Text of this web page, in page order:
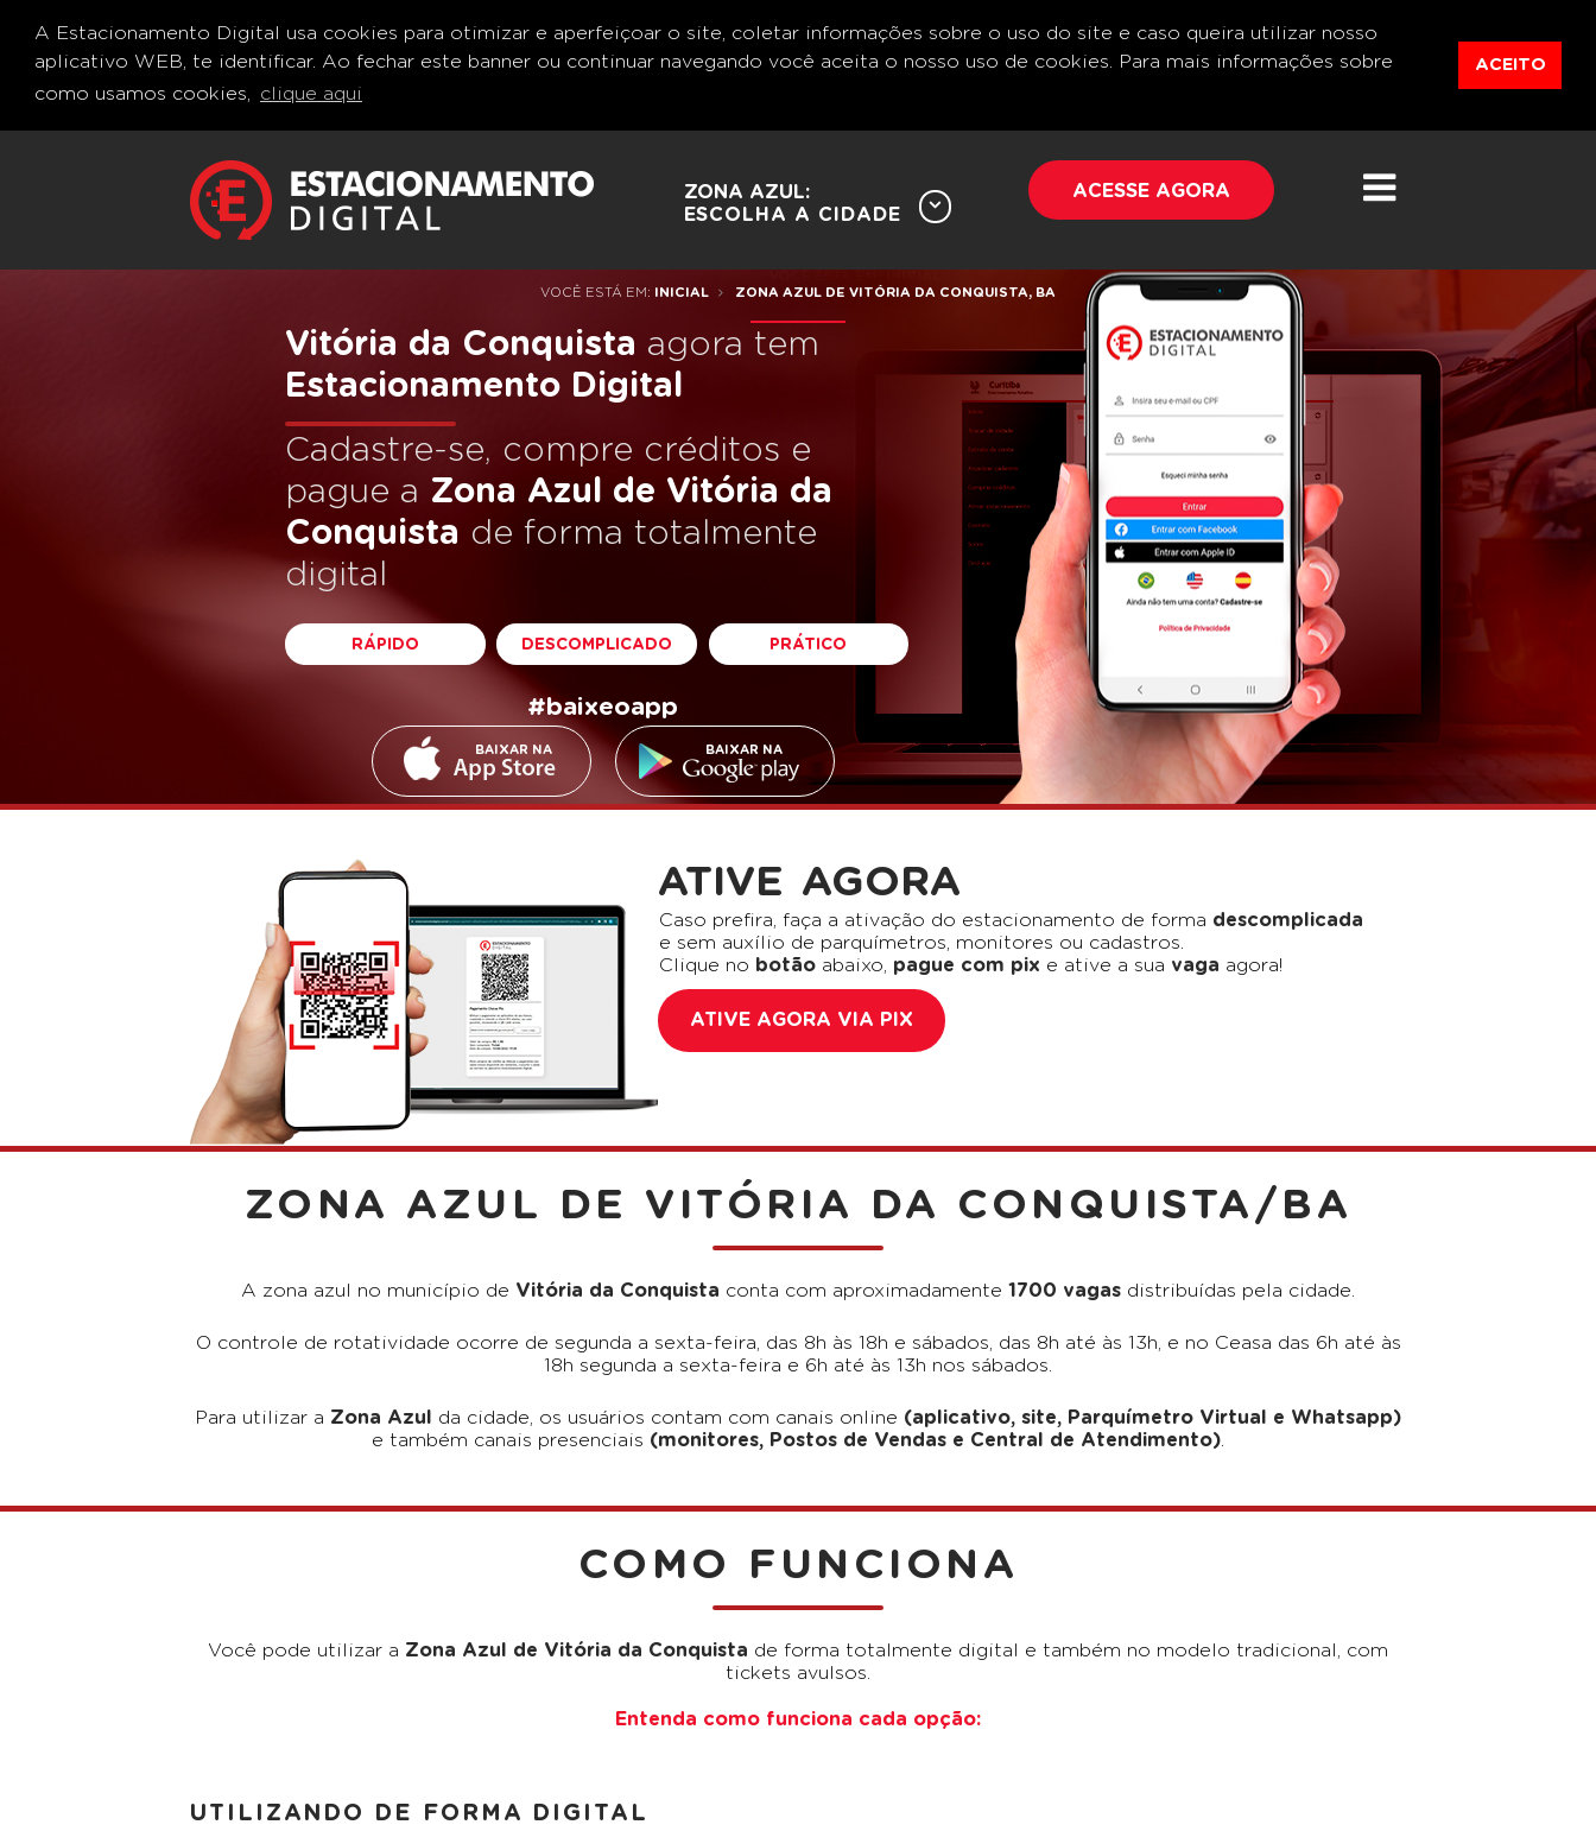
A Estacionamento Digital usa cookies para otimizar e aperfeiçoar o site, coletar informações sobre o uso do site e caso queira utilizar nosso
aplicativo WEB, te identificar. Ao fechar este banner ou continuar navegando você aceita o nosso uso de cookies. Para mais informações sobre
como usamos cookies,
clique aqui
ACEITO
ACESSE AGORA
ZONA AZUL:
ESCOLHA A CIDADE
VOCÊ ESTÁ EM: INICIAL ZONA AZUL DE VITÓRIA DA CONQUISTA, BA
Vitória da Conquista agora tem
Estacionamento Digital
Cadastre-se, compre créditos e
pague a Zona Azul de Vitória da
Conquista de forma totalmente
digital
RÁPIDO DESCOMPLICADO PRÁTICO
#baixeoapp
BAIXAR NA BAIXAR NA
ATIVE AGORA
Caso prefira, faça a ativação do estacionamento de forma descomplicada
e sem auxílio de parquímetros, monitores ou cadastros.
Clique no botão abaixo, pague com pix e ative a sua vaga agora!
ATIVE AGORA VIA PIX
ZONA AZUL DE VITÓRIA DA CONQUISTA/BA
A zona azul no município de Vitória da Conquista conta com aproximadamente 1700 vagas distribuídas pela cidade.
O controle de rotatividade ocorre de segunda a sexta-feira, das 8h às 18h e sábados, das 8h até às 13h, e no Ceasa das 6h até às
18h segunda a sexta-feira e 6h até às 13h nos sábados.
Para utilizar a Zona Azul da cidade, os usuários contam com canais online (aplicativo, site, Parquímetro Virtual e Whatsapp)
e também canais presenciais (monitores, Postos de Vendas e Central de Atendimento)
COMO FUNCIONA
Você pode utilizar a Zona Azul de Vitória da Conquista de forma totalmente digital e também no modelo tradicional, com
tickets avulsos.
Entenda como funciona cada opção:
UTILIZANDO DE FORMA DIGITAL